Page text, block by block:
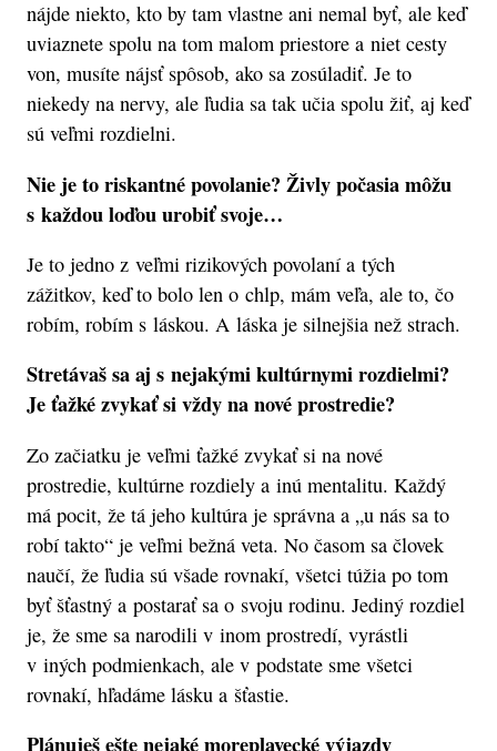
nájde niekto, kto by tam vlastne ani nemal byť, ale keď
uviaznete spolu na tom malom priestore a niet cesty
von, musíte nájsť spôsob, ako sa zosúladiť. Je to
niekedy na nervy, ale ľudia sa tak učia spolu žiť, aj keď
sú veľmi rozdielni.
Nie je to riskantné povolanie? Živly počasia môžu
s každou loďou urobiť svoje…
Je to jedno z veľmi rizikových povolaní a tých
zážitkov, keď to bolo len o chlp, mám veľa, ale to, čo
robím, robím s láskou. A láska je silnejšia než strach.
Stretávaš sa aj s nejakými kultúrnymi rozdielmi?
Je ťažké zvykať si vždy na nové prostredie?
Zo začiatku je veľmi ťažké zvykať si na nové
prostredie, kultúrne rozdiely a inú mentalitu. Každý
má pocit, že tá jeho kultúra je správna a „u nás sa to
robí takto“ je veľmi bežná veta. No časom sa človek
naučí, že ľudia sú všade rovnakí, všetci túžia po tom
byť šťastný a postarať sa o svoju rodinu. Jediný rozdiel
je, že sme sa narodili v inom prostredí, vyrástli
v iných podmienkach, ale v podstate sme všetci
rovnakí, hľadáme lásku a šťastie.
Plánuješ ešte nejaké moreplavecké výjazdy